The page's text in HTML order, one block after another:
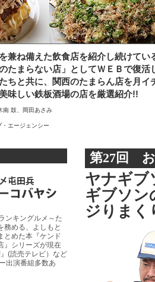
兼ね備えた飲食店を紹介し続けてい
たまらない店」としてＷＥＢで復活
ちと共に、関西のたまらん店を月イ
味しい鉄板酒場の店を厳選紹介!!
南 鼓、岡田あさみ
エージェンシー
ンキングルメ～た
務める、よしもと
とめた本『ケンド
』シリーズが現在
(読売テレビ）など
出演番組多数あ
第27回 お
ヤナギブ
ギブソン
ジりまく